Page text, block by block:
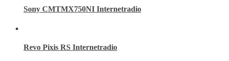
Sony CMTMX750NI Internetradio
Revo Pixis RS Internetradio